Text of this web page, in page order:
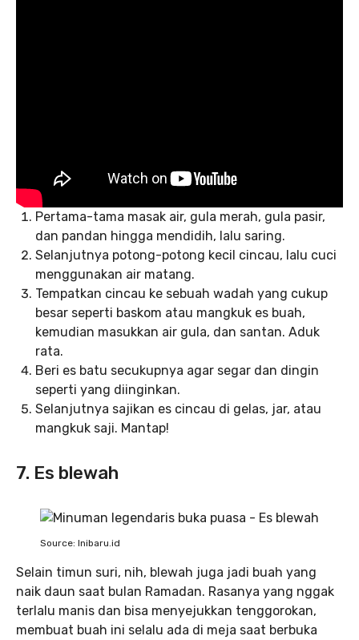
Pertama-tama masak air, gula merah, gula pasir,
dan pandan hingga mendidih, lalu saring.
Selanjutnya potong-potong kecil cincau, lalu cuci
menggunakan air matang.
Tempatkan cincau ke sebuah wadah yang cukup
besar seperti baskom atau mangkuk es buah,
kemudian masukkan air gula, dan santan. Aduk
rata.
Beri es batu secukupnya agar segar dan dingin
seperti yang diinginkan.
Selanjutnya sajikan es cincau di gelas, jar, atau
mangkuk saji. Mantap!
7. Es blewah
Source: Inibaru.id
Selain timun suri, nih, blewah juga jadi buah yang
naik daun saat bulan Ramadan. Rasanya yang nggak
terlalu manis dan bisa menyejukkan tenggorokan,
membuat buah ini selalu ada di meja saat berbuka